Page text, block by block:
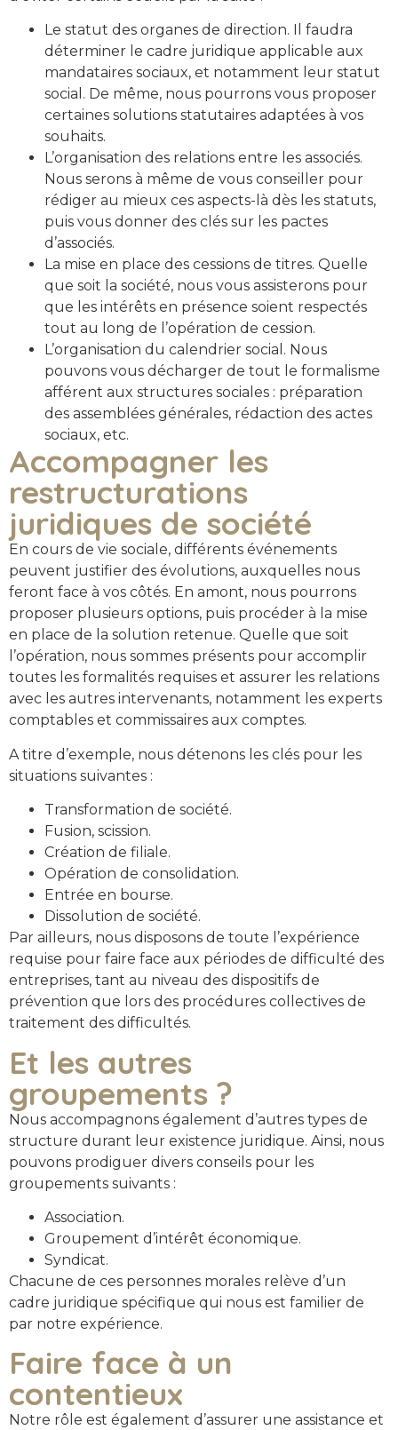
Le statut des organes de direction. Il faudra
déterminer le cadre juridique applicable aux
mandataires sociaux, et notamment leur statut
social. De même, nous pourrons vous proposer
certaines solutions statutaires adaptées à vos
souhaits.
L’organisation des relations entre les associés.
Nous serons à même de vous conseiller pour
rédiger au mieux ces aspects-là dès les statuts,
puis vous donner des clés sur les pactes
d’associés.
La mise en place des cessions de titres. Quelle
que soit la société, nous vous assisterons pour
que les intérêts en présence soient respectés
tout au long de l’opération de cession.
L’organisation du calendrier social. Nous
pouvons vous décharger de tout le formalisme
afférent aux structures sociales : préparation
des assemblées générales, rédaction des actes
sociaux, etc.
Accompagner les
restructurations
juridiques de société
En cours de vie sociale, différents événements
peuvent justifier des évolutions, auxquelles nous
feront face à vos côtés. En amont, nous pourrons
proposer plusieurs options, puis procéder à la mise
en place de la solution retenue. Quelle que soit
l’opération, nous sommes présents pour accomplir
toutes les formalités requises et assurer les relations
avec les autres intervenants, notamment les experts
comptables et commissaires aux comptes.
A titre d’exemple, nous détenons les clés pour les
situations suivantes :
Transformation de société.
Fusion, scission.
Création de filiale.
Opération de consolidation.
Entrée en bourse.
Dissolution de société.
Par ailleurs, nous disposons de toute l’expérience
requise pour faire face aux périodes de difficulté des
entreprises, tant au niveau des dispositifs de
prévention que lors des procédures collectives de
traitement des difficultés.
Et les autres
groupements ?
Nous accompagnons également d’autres types de
structure durant leur existence juridique. Ainsi, nous
pouvons prodiguer divers conseils pour les
groupements suivants :
Association.
Groupement d’intérêt économique.
Syndicat.
Chacune de ces personnes morales relève d’un
cadre juridique spécifique qui nous est familier de
par notre expérience.
Faire face à un
contentieux
Notre rôle est également d’assurer une assistance et